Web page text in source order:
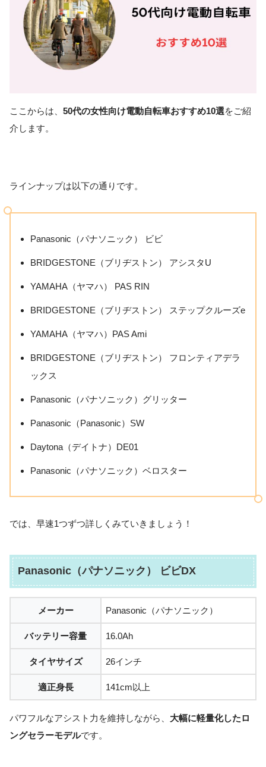
ここからは、 50代の女性向け電動自転車おすすめ10選をご紹
介します。
ラインナップは以下の通りです。
Panasonic（パナソニック） ビビ
BRIDGESTONE（ブリヂストン） アシスタU
YAMAHA（ヤマハ） PAS RIN
BRIDGESTONE（ブリヂストン） ステップクルーズe
YAMAHA（ヤマハ）PAS Ami
BRIDGESTONE（ブリヂストン） フロンティアデラ
ックス
Panasonic（パナソニック）グリッター
Panasonic（Panasonic）SW
Daytona（デイトナ）DE01
Panasonic（パナソニック）ベロスター
では、早速1つずつ詳しくみていきましょう！
Panasonic（パナソニック） ビビDX
メーカー Panasonic（パナソニック）
バッテリー容量 16.0Ah
タイヤサイズ 26インチ
適正身長 141cm以上
パワフルなアシスト力を維持しながら、 大幅に軽量化したロ
ングセラーモデルです。